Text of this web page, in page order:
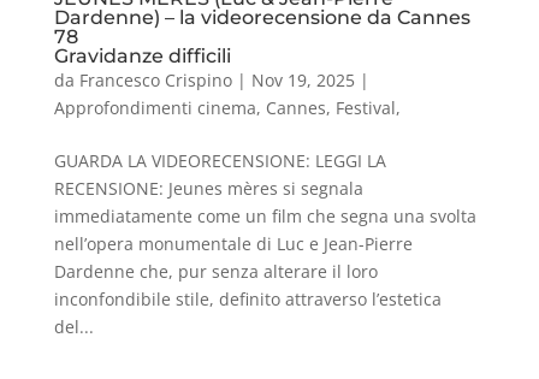
Dardenne) – la videorecensione da Cannes
78
Gravidanze difficili
da Francesco Crispino| Nov 19, 2025|
Approfondimenti cinema, Cannes, Festival,
GUARDA LA VIDEORECENSIONE: LEGGI LA
RECENSIONE: Jeunes mères si segnala
immediatamente come un film che segna una svolta
nell’opera monumentale di Luc e Jean-Pierre
Dardenne che, pur senza alterare il loro
inconfondibile stile, definito attraverso l’estetica
del...